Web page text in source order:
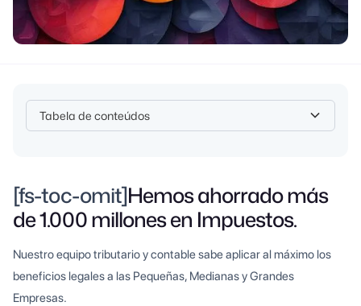
Tabela de conteúdos
[fs-toc-omit]Hemos ahorrado más
de 1.000 millones en Impuestos.
Nuestro equipo tributario y contable sabe aplicar al máximo los
beneficios legales a las Pequeñas, Medianas y Grandes
Empresas.